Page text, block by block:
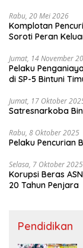
Rabu, 20 Mei 2026
Komplotan
Soroti Peran
Jumat, 14 November
Pelaku
di SP-5 Bintuni
Jumat, 17 Oktober
Satresnarkoba
Rabu, 8 Oktober 2025
Pelaku Pencurian
Selasa, 7 Oktober 2025
Korupsi Beras
20 Tahun Penjara
Pendidikan